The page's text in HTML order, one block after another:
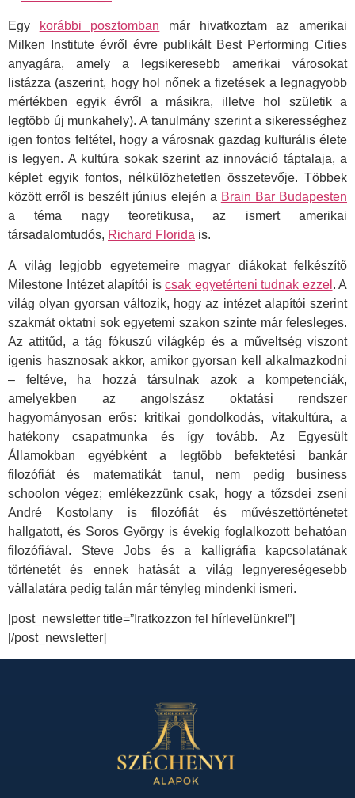
Egy korábbi posztomban már hivatkoztam az amerikai
Milken Institute évről évre publikált Best Performing Cities
anyagára, amely a legsikeresebb amerikai városokat
listázza (aszerint, hogy hol nőnek a fizetések a legnagyobb
mértékben egyik évről a másikra, illetve hol születik a
legtöbb új munkahely). A tanulmány szerint a sikerességhez
igen fontos feltétel, hogy a városnak gazdag kulturális élete
is legyen. A kultúra sokak szerint az innováció táptalaja, a
képlet egyik fontos, nélkülözhetetlen összetevője. Többek
között erről is beszélt június elején a Brain Bar Budapesten
a téma nagy teoretikusa, az ismert amerikai
társadalomtudós, Richard Florida is.
A világ legjobb egyetemeire magyar diákokat felkészítő
Milestone Intézet alapítói is csak egyetérteni tudnak ezzel . A
világ olyan gyorsan változik, hogy az intézet alapítói szerint
szakmát oktatni sok egyetemi szakon szinte már felesleges.
Az attitűd, a tág fókuszú világkép és a műveltség viszont
igenis hasznosak akkor, amikor gyorsan kell alkalmazkodni
– feltéve, ha hozzá társulnak azok a kompetenciák,
amelyekben az angolszász oktatási rendszer
hagyományosan erős: kritikai gondolkodás, vitakultúra, a
hatékony csapatmunka és így tovább. Az Egyesült
Államokban egyébként a legtöbb befektetési bankár
filozófiát és matematikát tanul, nem pedig business
schoolon végez; emlékezzünk csak, hogy a tőzsdei zseni
André Kostolany is filozófiát és művészettörténetet
hallgatott, és Soros György is évekig foglalkozott behatóan
filozófiával. Steve Jobs és a kalligráfia kapcsolatának
történetét és ennek hatását a világ legnyereségesebb
vállalatára pedig talán már tényleg mindenki ismeri.
[post_newsletter title=”Iratkozzon fel hírlevelünkre!”]
[/post_newsletter]